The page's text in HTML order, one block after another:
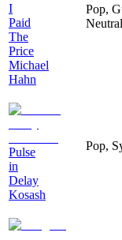
I
Paid
The
Price
Michael
Hahn
Pop,
Pulse
in
Delay
Kosash
Pop,